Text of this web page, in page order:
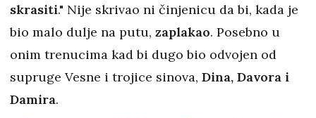
skrasiti." Nije skrivao ni činjenicu da bi, kada je
bio malo dulje na putu, zaplakao. Posebno u
onim trenucima kad bi dugo bio odvojen od
supruge Vesne i trojice sinova, Dina, Davora i
Damira.